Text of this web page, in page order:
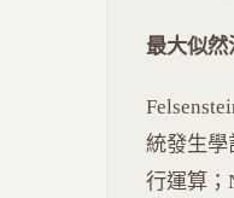
最大似然
統發生學
行運算；